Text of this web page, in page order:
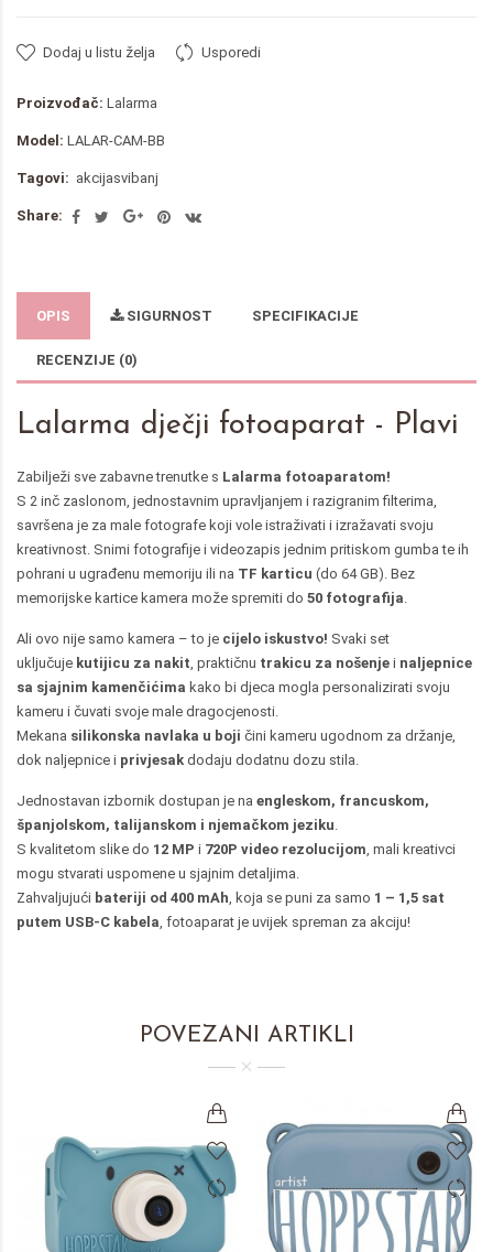
Dodaj u listu želja Usporedi
Proizvođač: Lalarma
Model: LALAR-CAM-BB
Tagovi: akcijasvibanj
Share:
OPIS SIGURNOST SPECIFIKACIJE
RECENZIJE (0)
Lalarma dječji fotoaparat - Plavi
Zabilježi sve zabavne trenutke s Lalarma fotoaparatom!
S 2 inč zaslonom, jednostavnim upravljanjem i razigranim filterima,
savršena je za male fotografe koji vole istraživati i izražavati svoju
kreativnost. Snimi fotografije i videozapis jednim pritiskom gumba te ih
pohrani u ugrađenu memoriju ili na TF karticu (do 64 GB). Bez
memorijske kartice kamera može spremiti do 50 fotografija
Ali ovo nije samo kamera – to je cijelo iskustvo! Svaki set
uključuje kutijicu za nakit , praktičnu trakicu za nošenje i naljepnice
sa sjajnim kamenčićima kako bi djeca mogla personalizirati svoju
kameru i čuvati svoje male dragocjenosti.
Mekana silikonska navlaka u boji čini kameru ugodnom za držanje,
dok naljepnice i privjesak dodaju dodatnu dozu stila.
Jednostavan izbornik dostupan je na engleskom, francuskom,
španjolskom, talijanskom i njemačkom jeziku
S kvalitetom slike do 12 MP i 720P video rezolucijom , mali kreativci
mogu stvarati uspomene u sjajnim detaljima.
Zahvaljujući bateriji od 400 mAh , koja se puni za samo 1 – 1,5 sat
putem USB-C kabela , fotoaparat je uvijek spreman za akciju!
POVEZANI ARTIKLI